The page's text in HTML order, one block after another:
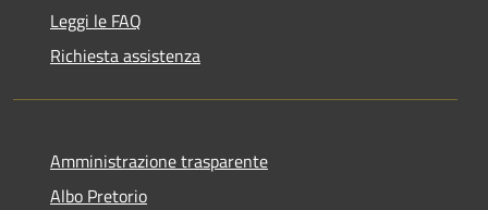
Leggi le FAQ
Richiesta assistenza
Amministrazione trasparente
Albo Pretorio